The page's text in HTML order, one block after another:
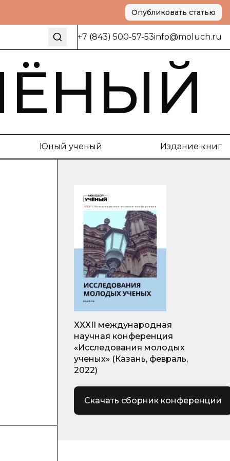
Опубликовать статью
+7 (843) 500-57-53info@moluch.ru
Юный ученый Издание книг
XXXII международная
научная конференция
«Исследования молодых
ученых» (Казань, февраль,
2022)
Скачать сборник конференции